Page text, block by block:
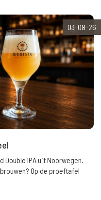
03-08-26
Double IPA uit Noorwegen.
Op de proeftafel